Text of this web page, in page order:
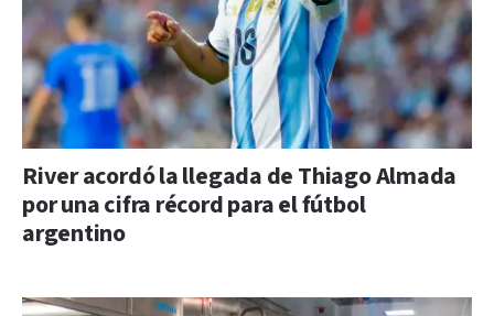
River acordó la llegada de Thiago Almada
por una cifra récord para el fútbol
argentino